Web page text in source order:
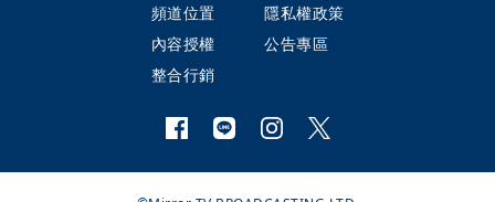
頻道位置
隱私權政策
內容授權
公告專區
整合行銷